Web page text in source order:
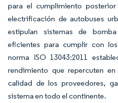
para el cumplimiento
electrificación de autobuses
estipulan sistemas de
eficientes para cumplir con
norma ISO 13043:2011
rendimiento que repercuten
calidad de los proveedores,
sistema en todo el continente.